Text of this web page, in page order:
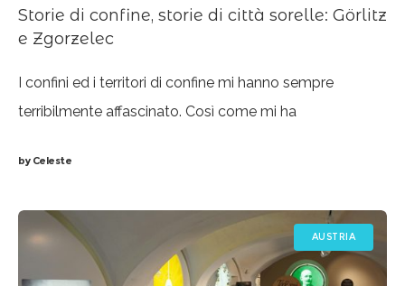
Storie di confine, storie di città sorelle: Görlitz
e Zgorzelec
I confini ed i territori di confine mi hanno sempre
terribilmente affascinato. Così come mi ha
poter entrare in una delle nazioni “sorelle” via
byCeleste
AUSTRIA